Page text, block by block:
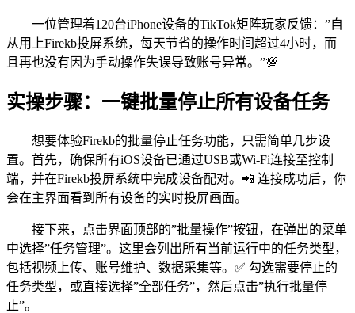
一位管理着120台iPhone设备的TikTok矩阵玩家反馈：”自
从用上Firekb投屏系统，每天节省的操作时间超过4小时，而
且再也没有因为手动操作失误导致账号异常。”💯
实操步骤：一键批量停止所有设备任务
想要体验Firekb的批量停止任务功能，只需简单几步设
置。首先，确保所有iOS设备已通过USB或Wi-Fi连接至控制
端，并在Firekb投屏系统中完成设备配对。📲 连接成功后，你
会在主界面看到所有设备的实时投屏画面。
接下来，点击界面顶部的”批量操作”按钮，在弹出的菜单
中选择”任务管理”。这里会列出所有当前运行中的任务类型，
包括视频上传、账号维护、数据采集等。✅ 勾选需要停止的
任务类型，或直接选择”全部任务”，然后点击”执行批量停
止”。